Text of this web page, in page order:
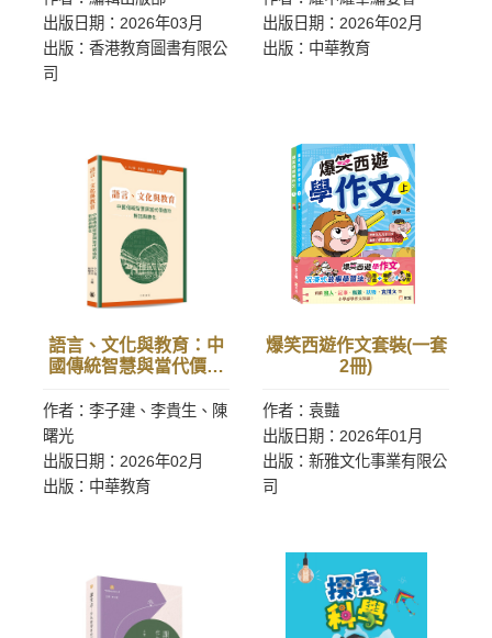
出版日期：2026年03月
出版：香港教育圖書有限公
司
出版日期：2026年02月
出版：中華教育
語言、文化與教育：中
國傳統智慧與當代價值
作者：李子建、李貴生、陳
曙光
出版日期：2026年02月
出版：中華教育
爆笑西遊作文套裝(一套
2冊)
作者：袁豔
出版日期：2026年01月
出版：新雅文化事業有限公
司